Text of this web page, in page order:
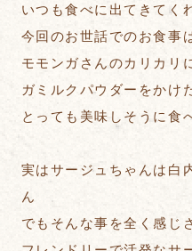
いつも食べに出てきてく
今回のお世話でのお食事
モモンガさんのカリカリ
ガミルクパウダーをかけ
とっても美味しそうに食
実はサージュちゃんは白
ん
でもそんな事を全く感じ